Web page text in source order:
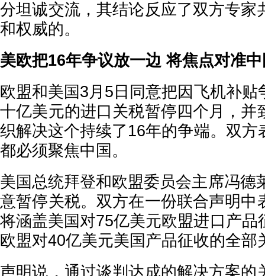
分坦诚交流，其结论反应了双方专家
和权威的。
美欧把16年争议放一边 将焦点对准
欧盟和美国3月5日同意把因飞机补贴
十亿美元的进口关税暂停四个月，并
织解决这个持续了16年的争端。双方
都必须聚焦中国。
美国总统拜登和欧盟委员会主席冯德
意暂停关税。双方在一份联合声明中
将涵盖美国对75亿美元欧盟进口产品
欧盟对40亿美元美国产品征收的全部
声明说，通过谈判达成的解决方案的